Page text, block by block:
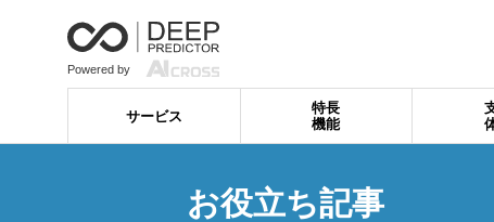
Powered by
サービス
特長
機能
お役立ち記事